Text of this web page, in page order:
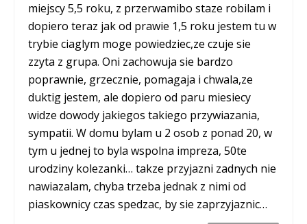
miejscy 5,5 roku, z przerwamibo staze robilam i
dopiero teraz jak od prawie 1,5 roku jestem tu w
trybie ciaglym moge powiedziec,ze czuje sie
zzyta z grupa. Oni zachowuja sie bardzo
poprawnie, grzecznie, pomagaja i chwala,ze
duktig jestem, ale dopiero od paru miesiecy
widze dowody jakiegos takiego przywiazania,
sympatii. W domu bylam u 2 osob z ponad 20, w
tym u jednej to byla wspolna impreza, 50te
urodziny kolezanki… takze przyjazni zadnych nie
nawiazalam, chyba trzeba jednak z nimi od
piaskownicy czas spedzac, by sie zaprzyjaznic…